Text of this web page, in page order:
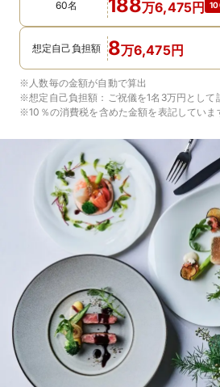
60名 188万6,475円
想定自己負担額 8万6,475円
※人数毎の金額が自動で算出
※想定自己負担額： ご祝儀を1名3万円 として
※10％の消費税を含めた金額を表記していま